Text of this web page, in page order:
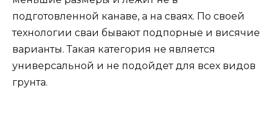
подготовленной канаве, а на сваях. По своей
технологии сваи бывают подпорные и висячие
варианты. Такая категория не является
универсальной и не подойдет для всех видов
грунта.